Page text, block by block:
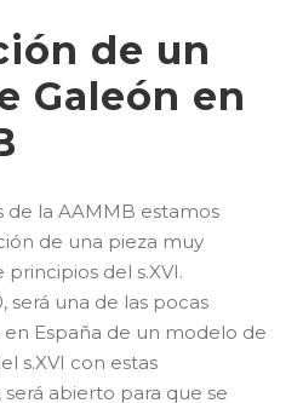
de un
Galeón en
de la AAMMB estamos
de una pieza muy
del s.XVI.
será una de las pocas
España de un modelo de
s.XVI con estas
abierto para que se